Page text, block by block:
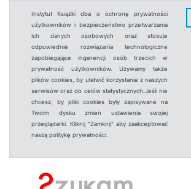
Instytut Książki dba o ochronę prywatności
użytkowników i bezpieczeństwo przetwarzania
ich danych osobowych oraz stosuje
odpowiednie rozwiązania technologiczne
zapobiegające ingerencji osób trzecich w
prywatność użytkowników. Używamy także
plików cookies, by ułatwić korzystanie z naszych
serwisów oraz do celów statystycznych.Jeśli nie
chcesz, by pliki cookies były zapisywane na
Twoim dysku zmień ustawienia swojej
przeglądarki. Kliknij "Zamknij" aby zaakceptować
naszą politykę prywatności.